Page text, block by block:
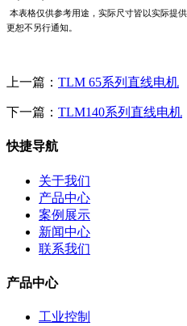
本表格仅供参考用途，实际尺寸皆以实际提
更恕不另行通知。
上一篇： TLM 65系列直线电机
下一篇： TLM140系列直线电机
快捷导航
关于我们
产品中心
案例展示
新闻中心
联系我们
产品中心
工业控制